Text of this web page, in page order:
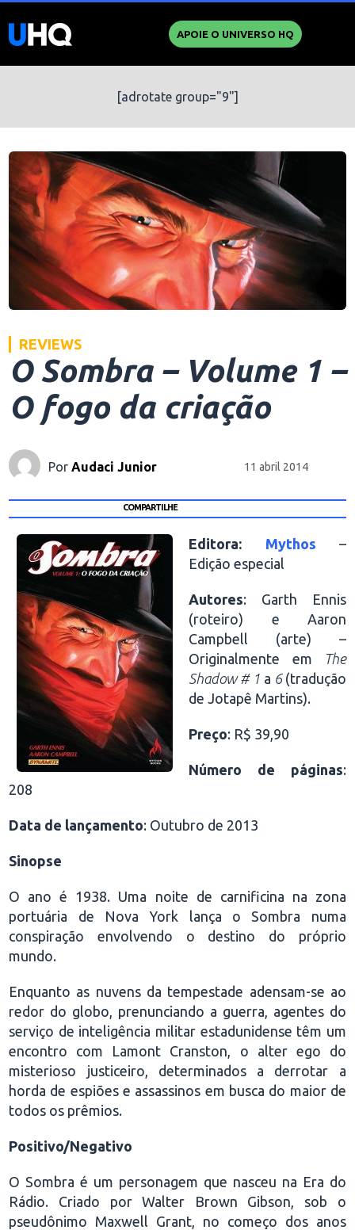
APOIE O UNIVERSO HQ
[adrotate group="9"]
REVIEWS
O Sombra – Volume 1 –
O fogo da criação
Por Audaci Junior 11 abril 2014
COMPARTILHE
Editora: Mythos
–
Edição especial
Autores: Garth Ennis
(roteiro) e Aaron
Campbell (arte) –
Originalmente em
The
Shadow # 1 a 6(tradução
de Jotapê Martins).
Preço: R$ 39,90
Número de páginas:
208
Data de lançamento: Outubro de 2013
Sinopse
O ano é 1938. Uma noite de carnificina na zona
portuária de Nova York lança o Sombra numa
conspiração envolvendo o destino do próprio
mundo.
Enquanto as nuvens da tempestade adensam-se ao
redor do globo, prenunciando a guerra, agentes do
serviço de inteligência militar estadunidense têm um
encontro com Lamont Cranston, o alter ego do
misterioso justiceiro, determinados a derrotar a
horda de espiões e assassinos em busca do maior de
todos os prêmios.
Positivo/Negativo
O Sombra é um personagem que nasceu na Era do
Rádio. Criado por Walter Brown Gibson, sob o
pseudônimo Maxwell Grant, no começo dos anos